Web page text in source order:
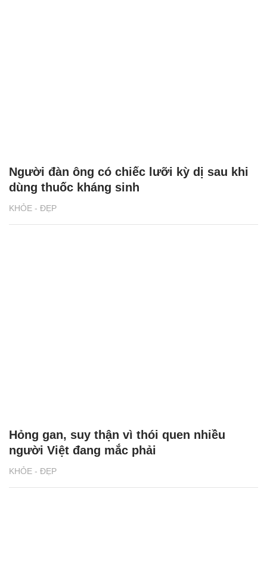
KHỎE - ĐẸP
Người đàn ông có chiếc lưỡi kỳ dị sau khi
dùng thuốc kháng sinh
KHỎE - ĐẸP
Hỏng gan, suy thận vì thói quen nhiều
người Việt đang mắc phải